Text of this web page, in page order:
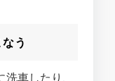
う
車したり、